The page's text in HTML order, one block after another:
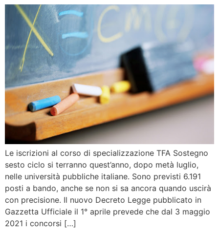
Le iscrizioni al corso di specializzazione TFA Sostegno
sesto ciclo si terranno quest’anno, dopo metà luglio,
nelle università pubbliche italiane. Sono previsti 6.191
posti a bando, anche se non si sa ancora quando uscirà
con precisione. Il nuovo Decreto Legge pubblicato in
Gazzetta Ufficiale il 1° aprile prevede che dal 3 maggio
2021 i concorsi […]